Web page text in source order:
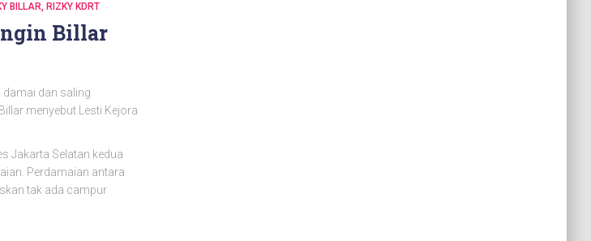
BILLAR RIZKY KDRT
Billar
damai dan saling
menyebut Lesti Kejora
Jakarta Selatan kedua
Perdamaian antara
tak ada campur